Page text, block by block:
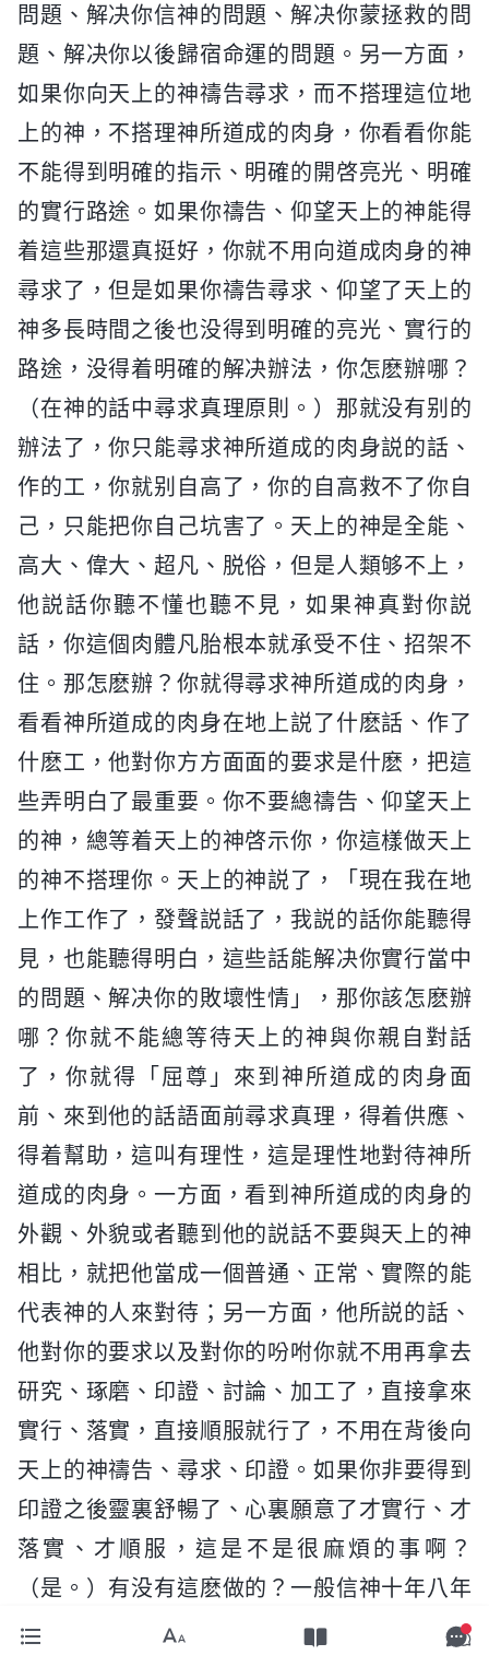
問題、解决你信神的問題、解决你蒙拯救的問
題、解决你以後歸宿命運的問題。另一方面，
如果你向天上的神禱告尋求，而不搭理這位地
上的神，不搭理神所道成的肉身，你看看你能
不能得到明確的指示、明確的開啓亮光、明確
的實行路途。如果你禱告、仰望天上的神能得
着這些那還真挺好，你就不用向道成肉身的神
尋求了，但是如果你禱告尋求、仰望了天上的
神多長時間之後也没得到明確的亮光、實行的
路途，没得着明確的解决辦法，你怎麽辦哪？
（在神的話中尋求真理原則。）那就没有别的
辦法了，你只能尋求神所道成的肉身説的話、
作的工，你就别自高了，你的自高救不了你自
己，只能把你自己坑害了。天上的神是全能、
高大、偉大、超凡、脱俗，但是人類够不上，
他説話你聽不懂也聽不見，如果神真對你説
話，你這個肉體凡胎根本就承受不住、招架不
住。那怎麽辦？你就得尋求神所道成的肉身，
看看神所道成的肉身在地上説了什麽話、作了
什麽工，他對你方方面面的要求是什麽，把這
些弄明白了最重要。你不要總禱告、仰望天上
的神，總等着天上的神啓示你，你這樣做天上
的神不搭理你。天上的神説了，「現在我在地
上作工作了，發聲説話了，我説的話你能聽得
見，也能聽得明白，這些話能解决你實行當中
的問題、解决你的敗壞性情」，那你該怎麽辦
哪？你就不能總等待天上的神與你親自對話
了，你就得「屈尊」來到神所道成的肉身面
前、來到他的話語面前尋求真理，得着供應、
得着幫助，這叫有理性，這是理性地對待神所
道成的肉身。一方面，看到神所道成的肉身的
外觀、外貌或者聽到他的説話不要與天上的神
相比，就把他當成一個普通、正常、實際的能
代表神的人來對待；另一方面，他所説的話、
他對你的要求以及對你的吩咐你就不用再拿去
研究、琢磨、印證、討論、加工了，直接拿來
實行、落實，直接順服就行了，不用在背後向
天上的神禱告、尋求、印證。如果你非要得到
印證之後靈裏舒暢了、心裏願意了才實行、才
落實、才順服，這是不是很麻煩的事啊？
（是。）有没有這麽做的？一般信神十年八年
的人心裏對神完全定真了就不這麽做了，他嫌